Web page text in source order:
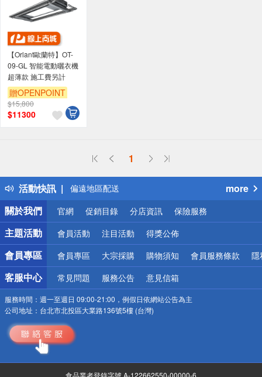
【Orlant歐蘭特】OT-
09-GL 智能電動曬衣機
超薄款 施工費另計
贈OPENPOINT
$15,800
$11300
1
活動快訊
熱門話題
銀行優惠
偏遠地區配送
詐騙網頁！請小心！
more
關於我們
官網 促銷目錄 分店資訊 保險服務
主題活動 會員活動 注目活動 得獎公佈
會員專區 會員專區 大宗採購 購物須知 會員服務條款 隱
客服中心 常見問題 服務公告 意見信箱
服務時間： 週一至週日 09:00-21:00，例假日依網站公告為主
公司地址： 台北市北投區大業路136號5樓 (台灣)
食品業者登錄字號 A-122662550-00000-6